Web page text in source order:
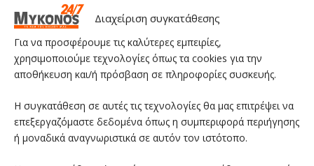
Διαχείριση συγκατάθεσης
Για να προσφέρουμε τις καλύτερες εμπειρίες,
χρησιμοποιούμε τεχνολογίες όπως τα cookies για την
αποθήκευση και/ή πρόσβαση σε πληροφορίες συσκευής.
Η συγκατάθεση σε αυτές τις τεχνολογίες θα μας επιτρέψει να
επεξεργαζόμαστε δεδομένα όπως η συμπεριφορά περιήγησης
ή μοναδικά αναγνωριστικά σε αυτόν τον ιστότοπο.